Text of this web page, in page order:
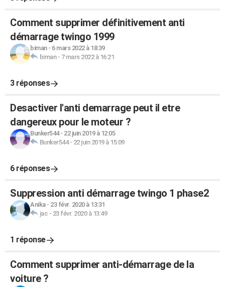
Comment supprimer définitivement anti
démarrage twingo 1999
biman- 6 mars 2022 à 18:39
biman- 7 mars 2022 à 16:21
3 réponses
Desactiver l'anti demarrage peut il etre
dangereux pour le moteur ?
Bunker544- 22 juin 2019 à 12:05
Bunker544- 22 juin 2019 à 15:09
6 réponses
Suppression anti démarrage twingo 1 phase2
Anika- 23 févr. 2020 à 13:31
jac - 23 févr. 2020 à 13:49
1 réponse
Comment supprimer anti-démarrage de la
voiture ?